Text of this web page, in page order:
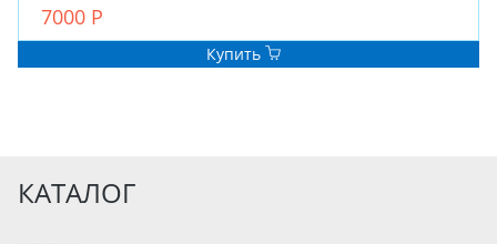
7000 Р
Купить
КАТАЛОГ